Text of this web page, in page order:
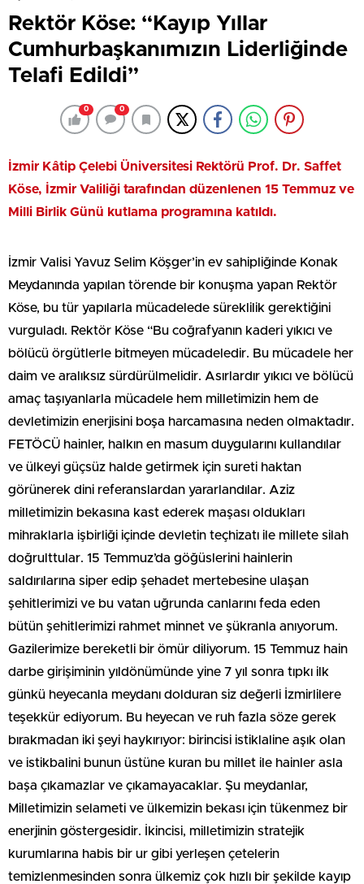
Rektör Köse: “Kayıp Yıllar
Cumhurbaşkanımızın Liderliğinde
Telafi Edildi”
0 0
İzmir Kâtip Çelebi Üniversitesi Rektörü Prof. Dr. Saffet
Köse, İzmir Valiliği tarafından düzenlenen 15 Temmuz ve
Milli Birlik Günü kutlama programına katıldı.
İzmir Valisi Yavuz Selim Köşger’in ev sahipliğinde Konak
Meydanında yapılan törende bir konuşma yapan Rektör
Köse, bu tür yapılarla mücadelede süreklilik gerektiğini
vurguladı. Rektör Köse “Bu coğrafyanın kaderi yıkıcı ve
bölücü örgütlerle bitmeyen mücadeledir. Bu mücadele her
daim ve aralıksız sürdürülmelidir. Asırlardır yıkıcı ve bölücü
amaç taşıyanlarla mücadele hem milletimizin hem de
devletimizin enerjisini boşa harcamasına neden olmaktadır.
FETÖCÜ hainler, halkın en masum duygularını kullandılar
ve ülkeyi güçsüz halde getirmek için sureti haktan
görünerek dini referanslardan yararlandılar. Aziz
milletimizin bekasına kast ederek maşası oldukları
mihraklarla işbirliği içinde devletin teçhizatı ile millete silah
doğrulttular. 15 Temmuz’da göğüslerini hainlerin
saldırılarına siper edip şehadet mertebesine ulaşan
şehitlerimizi ve bu vatan uğrunda canlarını feda eden
bütün şehitlerimizi rahmet minnet ve şükranla anıyorum.
Gazilerimize bereketli bir ömür diliyorum. 15 Temmuz hain
darbe girişiminin yıldönümünde yine 7 yıl sonra tıpkı ilk
günkü heyecanla meydanı dolduran siz değerli İzmirlilere
teşekkür ediyorum. Bu heyecan ve ruh fazla söze gerek
bırakmadan iki şeyi haykırıyor: birincisi istiklaline aşık olan
ve istikbalini bunun üstüne kuran bu millet ile hainler asla
başa çıkamazlar ve çıkamayacaklar. Şu meydanlar,
Milletimizin selameti ve ülkemizin bekası için tükenmez bir
enerjinin göstergesidir. İkincisi, milletimizin stratejik
kurumlarına habis bir ur gibi yerleşen çetelerin
temizlenmesinden sonra ülkemiz çok hızlı bir şekilde kayıp